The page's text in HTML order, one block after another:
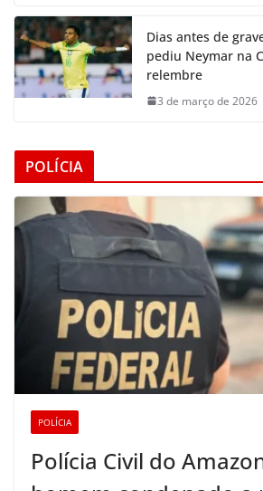
Dias antes de
pediu Neymar na
relembre
3 de março de 2026
POLÍCIA
POLÍCIA
Polícia Civil do